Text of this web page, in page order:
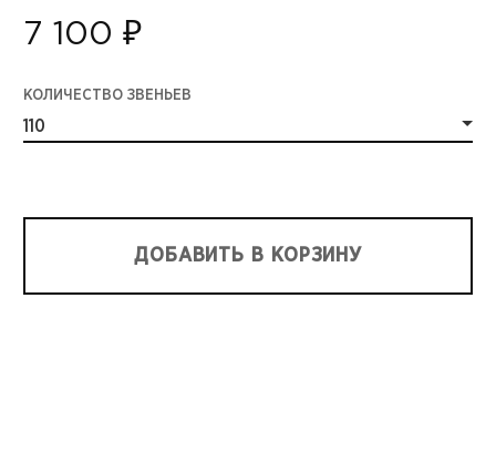
7 100 ₽
КОЛИЧЕСТВО ЗВЕНЬЕВ
110
ДОБАВИТЬ В КОРЗИНУ